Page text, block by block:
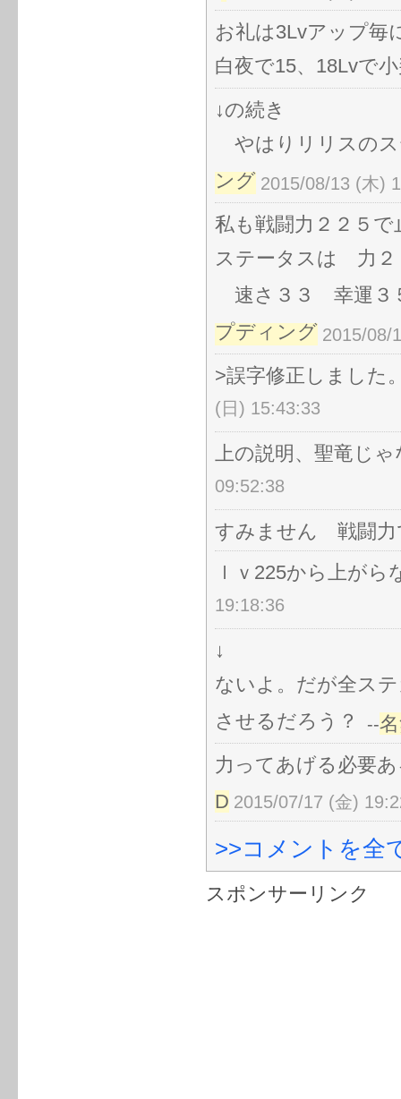
お礼は3Lvアップ毎
白夜で15、18Lvで
↓の続き
やはりリリスの
ング 2015/08/13 (木)
私も戦闘力２２５
ステータスは 力
速さ３３ 幸運３
プディング 2015/08/
>誤字修正しました
(日) 15:43:33
上の説明、聖竜じ
09:52:38
すみません 戦闘力
ｌｖ225から上が
19:18:36
↓
ないよ。だが全ス
させるだろう？
--
力ってあげる必要
D 2015/07/17 (金)
>>コメントを全
スポンサーリンク